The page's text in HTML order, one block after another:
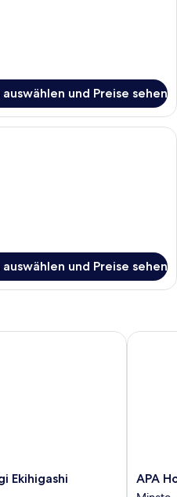
und Preise sehen
Ein Hotelzimmer mit Bett,
und Preise sehen
Ekihigashi
APA
Hotel
APA
APA